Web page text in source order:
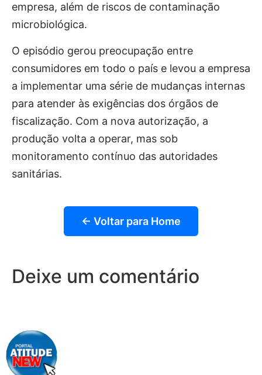
empresa, além de riscos de contaminação
microbiológica.
O episódio gerou preocupação entre
consumidores em todo o país e levou a empresa
a implementar uma série de mudanças internas
para atender às exigências dos órgãos de
fiscalização. Com a nova autorização, a
produção volta a operar, mas sob
monitoramento contínuo das autoridades
sanitárias.
← Voltar para Home
Deixe um comentário